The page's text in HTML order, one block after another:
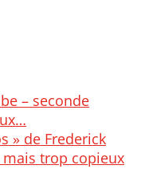
– seconde
» de Frederick
trop copieux